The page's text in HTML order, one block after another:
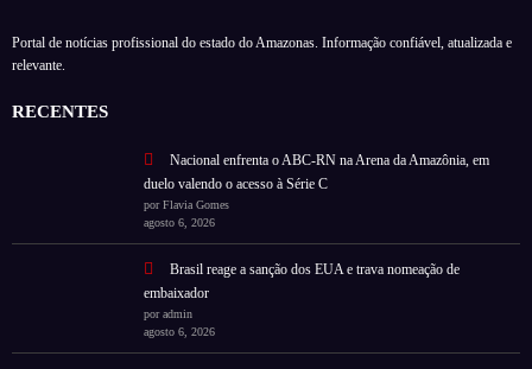
Portal de notícias profissional do estado do Amazonas. Informação confiável, atualizada e
relevante.
RECENTES
Nacional enfrenta o ABC-RN na Arena da Amazônia, em
duelo valendo o acesso à Série C
por Flavia Gomes
agosto 6, 2026
Brasil reage a sanção dos EUA e trava nomeação de
embaixador
por admin
agosto 6, 2026